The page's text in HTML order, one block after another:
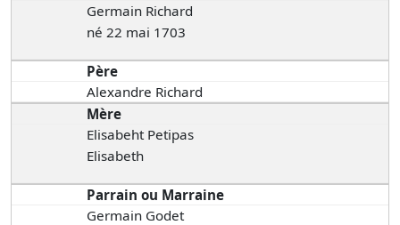
Germain Richard
né 22 mai 1703
Père
Alexandre Richard
Mère
Elisabeht Petipas
Elisabeth
Parrain ou Marraine
Germain Godet